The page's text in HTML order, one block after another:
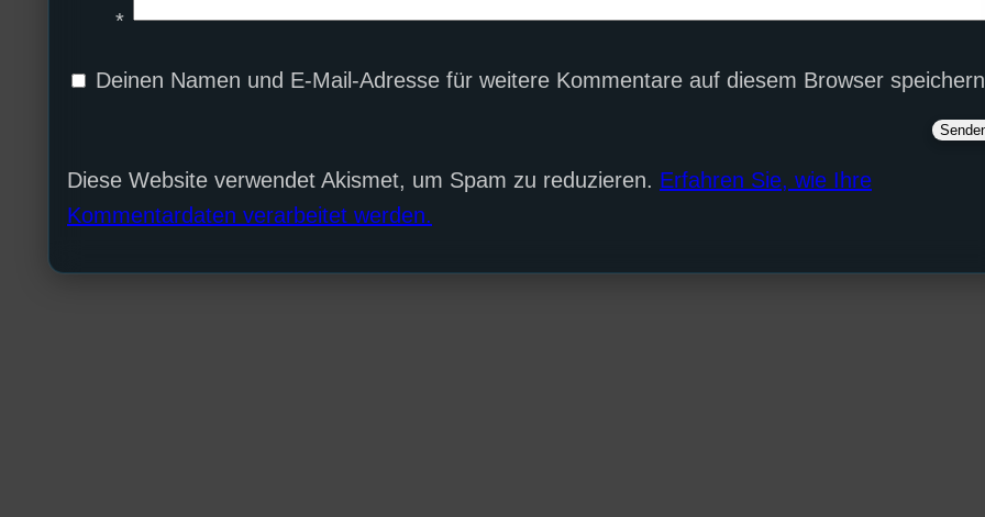
*
Deinen Namen und E-Mail-Adresse für weitere Kommentare auf diesem Browser
Diese Website verwendet Akismet, um Spam zu reduzieren. Erfahren Sie, wie Ihre
Kommentardaten verarbeitet werden.